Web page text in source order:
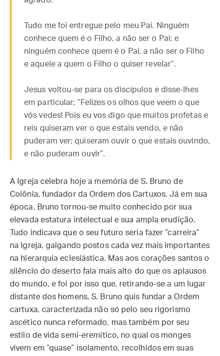
Tudo me foi entregue pelo meu Pai. Ninguém
conhece quem é o Filho, a não ser o Pai; e
ninguém conhece quem é o Pai, a não ser o Filho
e aquele a quem o Filho o quiser revelar”.
Jesus voltou-se para os discípulos e disse-lhes
em particular: “Felizes os olhos que veem o que
vós vedes! Pois eu vos digo que muitos profetas e
reis quiseram ver o que estais vendo, e não
puderam ver; quiseram ouvir o que estais ouvindo,
e não puderam ouvir”.
A Igreja celebra hoje a memória de S. Bruno de
Colônia, fundador da Ordem dos Cartuxos. Já em sua
época, Bruno tornou-se muito conhecido por sua
elevada estatura intelectual e sua ampla erudição.
Tudo indicava que o seu futuro seria fazer “carreira”
na Igreja, galgando postos cada vez mais importantes
na hierarquia eclesiástica. Mas aos corações santos o
silêncio do deserto fala mais alto do que os aplausos
do mundo, e foi por isso que, retirando-se a um lugar
distante dos homens, S. Bruno quis fundar a Ordem
cartuxa, caracterizada não só pelo seu rigorismo
ascético nunca reformado, mas também por seu
estilo de vida semi-eremítico, no qual os monges
vivem em “quase” isolamento, recolhidos em suas